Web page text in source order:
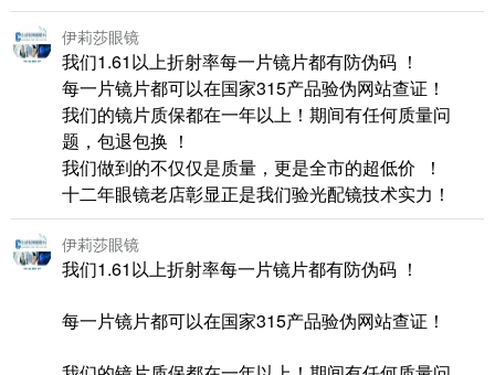
伊莉莎眼镜
我们1.61以上折射率每一片镜片都有防伪码 ！
每一片镜片都可以在国家315产品验伪网站查证！
我们的镜片质保都在一年以上！期间有任何质量问
题，包退包换 ！
我们做到的不仅仅是质量，更是全市的超低价 ！
十二年眼镜老店彰显正是我们验光配镜技术实力！
伊莉莎眼镜
我们1.61以上折射率每一片镜片都有防伪码 ！
每一片镜片都可以在国家315产品验伪网站查证！